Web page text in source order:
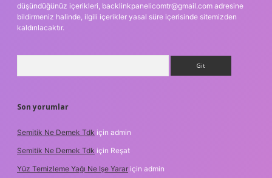
düşündüğünüz içerikleri, backlinkpanelicomtr@gmail.com adresine
bildirmeniz halinde, ilgili içerikler yasal süre içerisinde sitemizden
kaldırılacaktır.
Son yorumlar
Semitik Ne Demek Tdk için admin
Semitik Ne Demek Tdk için Reşat
Yüz Temizleme Yağı Ne Işe Yarar için admin